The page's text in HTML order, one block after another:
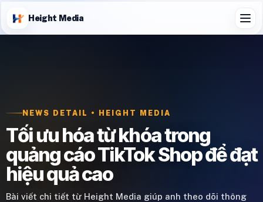
Height Media
NEWS DETAIL • HEIGHT MEDIA
Tối ưu hóa từ khóa trong
quảng cáo TikTok Shop để đạt
hiệu quả cao
Bài viết chi tiết từ Height Media giúp anh theo dõi thông